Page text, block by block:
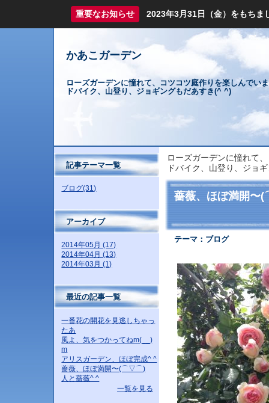
重要なお知らせ 2023年3月31日（金）をもちま
かあこガーデン
ローズガーデンに憧れて、コツコツ庭作りを楽しんでい
ドバイク、山登り、ジョギングもだあすき(^ ^)
ローズガーデンに憧れて
ドバイク、山登り、ジョ
薔薇、ほぼ満開
テーマ： ブログ
記事テーマ一覧
ブログ(31)
アーカイブ
2014年05月 (17)
2014年04月 (13)
2014年03月 (1)
最近の記事一覧
一番花の開花を見逃しちゃっ
たあ
風よ、気をつかってねm(__)
m
アリスガーデン、ほぼ完成^ ^
薔薇、ほぼ満開〜(⌒▽⌒)
人と薔薇^ ^
一覧を見る